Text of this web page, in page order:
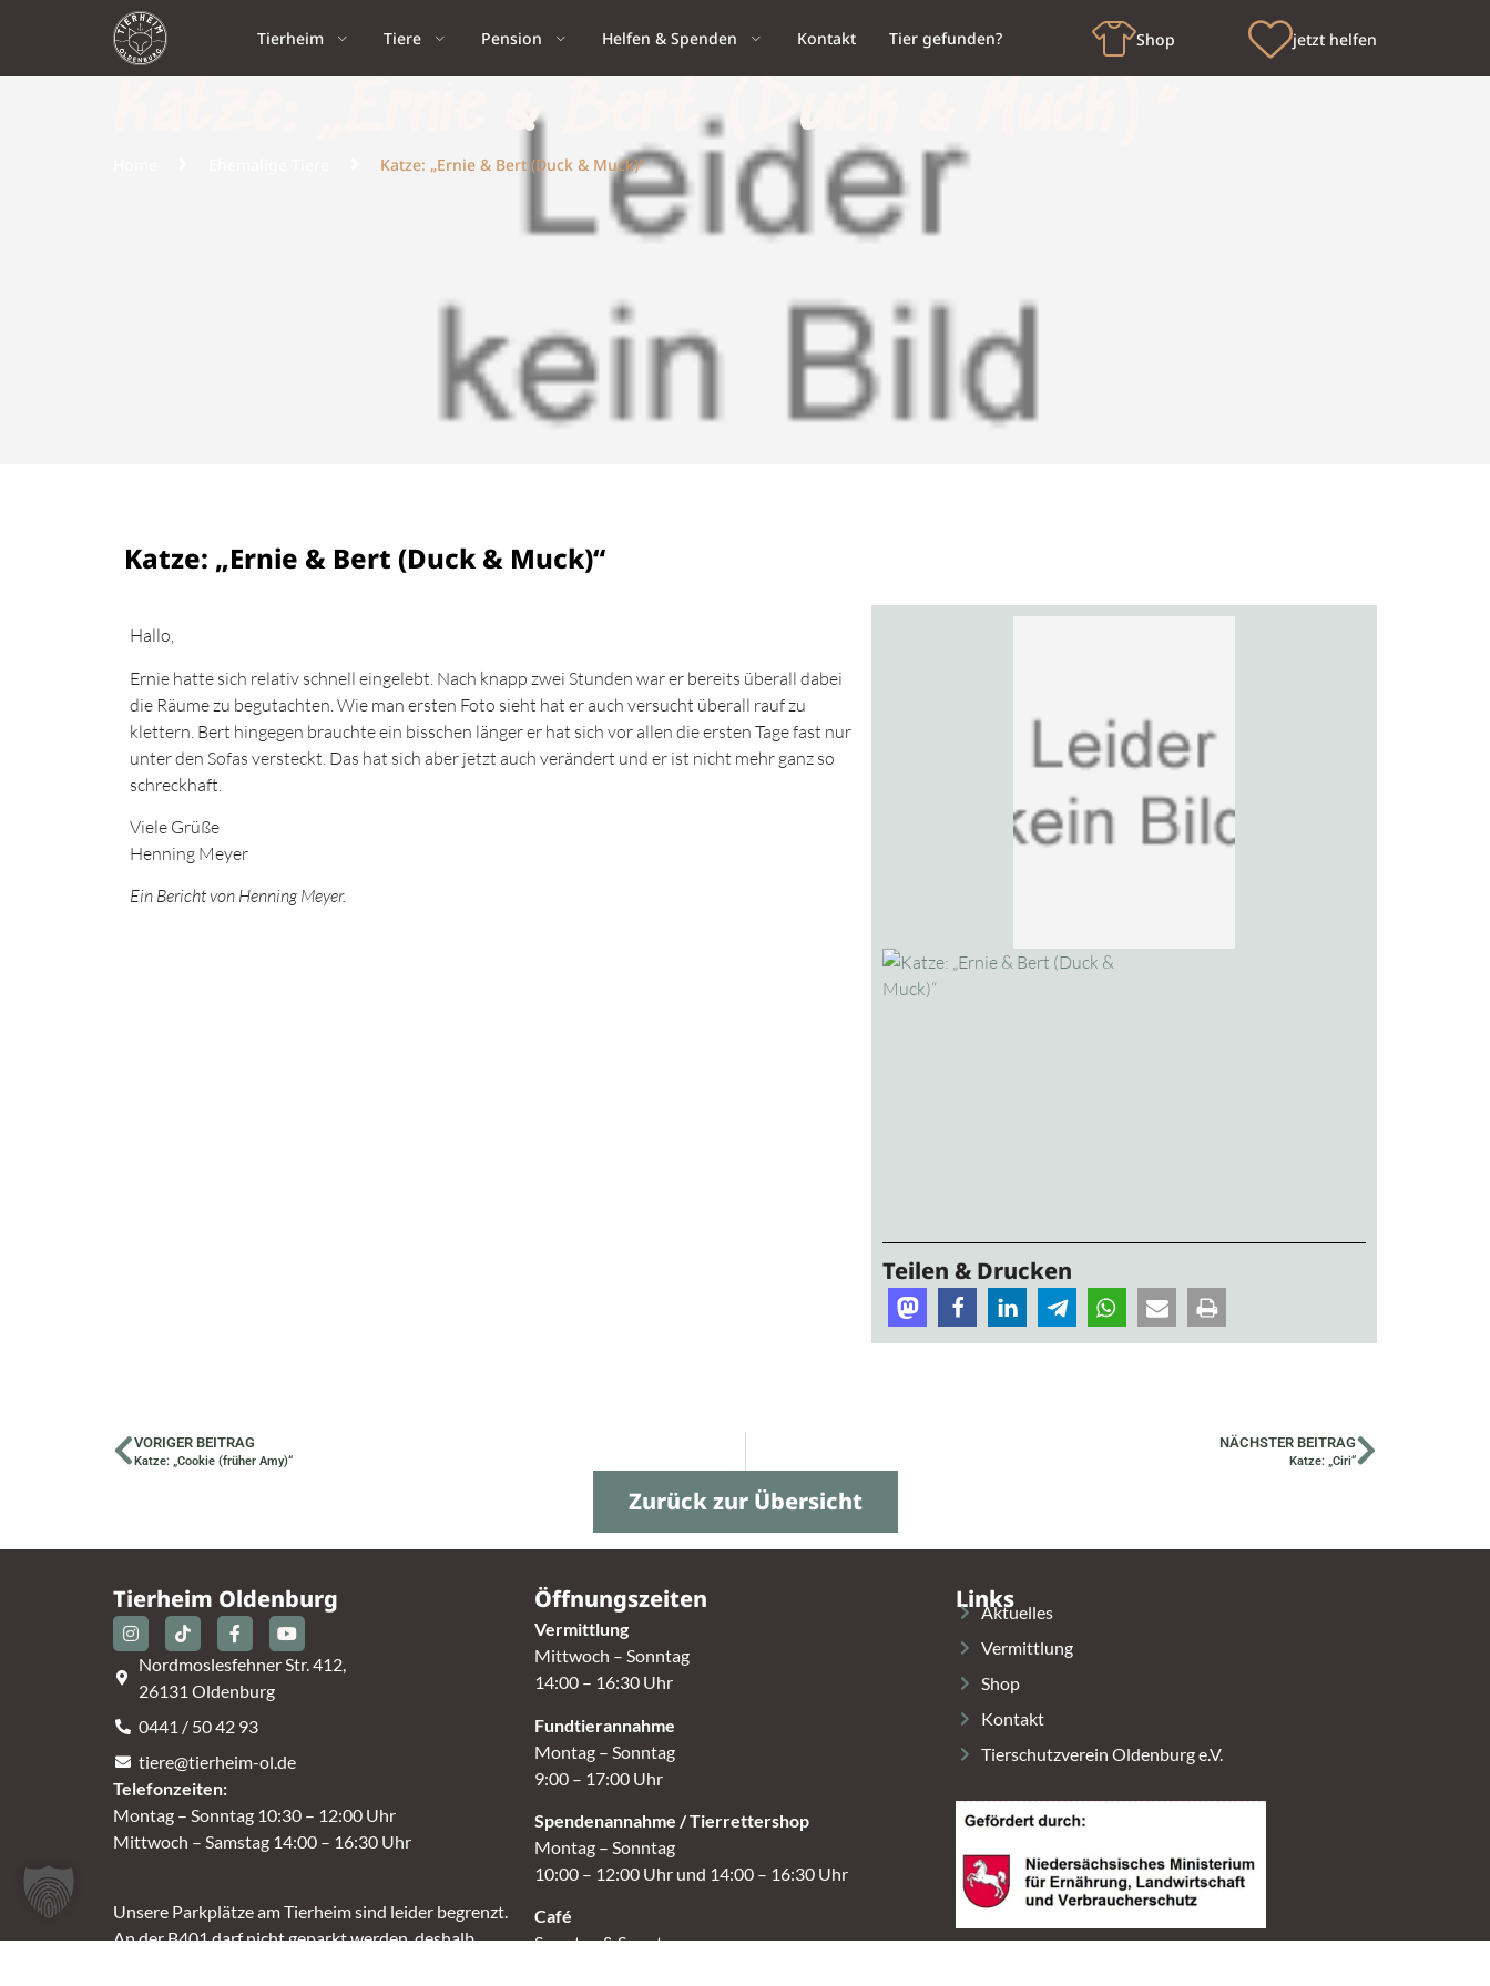
Tierheim Tiere Pension Helfen & Spenden Kontakt Tier gefunden? Shop jetzt helfen
Katze: „Ernie & Bert (Duck & Muck)“
Katze: „Ernie & Bert (Duck & Muck)“
Katze: „Ernie & Bert (Duck & Muck)“
Hallo,
Ernie hatte sich relativ schnell eingelebt. Nach knapp zwei Stunden war er bereits überall dabei
die Räume zu begutachten. Wie man ersten Foto sieht hat er auch versucht überall rauf zu
klettern. Bert hingegen brauchte ein bisschen länger er hat sich vor allen die ersten Tage fast nur
unter den Sofas versteckt. Das hat sich aber jetzt auch verändert und er ist nicht mehr ganz so
schreckhaft.
Viele Grüße
Henning Meyer
Ein Bericht von Henning Meyer.
Teilen & Drucken
VORIGER BEITRAG
Katze: „Cookie (früher Amy)“
NÄCHSTER BEITRAG
Katze: „Ciri“
Zurück zur Übersicht
Tierheim Oldenburg
Nordmoslesfehner Str. 412,
26131 Oldenburg
0441 / 50 42 93
tiere@tierheim-ol.de
Telefonzeiten:
Montag – Sonntag 10:30 – 12:00 Uhr
Mittwoch – Samstag 14:00 – 16:30 Uhr
Unsere Parkplätze am Tierheim sind leider begrenzt.
An der B401 darf nicht geparkt werden, deshalb
Öffnungszeiten
Vermittlung
Mittwoch – Sonntag
14:00 – 16:30 Uhr
Fundtierannahme
Montag – Sonntag
9:00 – 17:00 Uhr
Spendenannahme / Tierrettershop
Montag – Sonntag
10:00 – 12:00 Uhr und 14:00 – 16:30 Uhr
Café
Samstag & Sonntag
Links
Aktuelles
Vermittlung
Shop
Kontakt
Tierschutzverein Oldenburg e.V.